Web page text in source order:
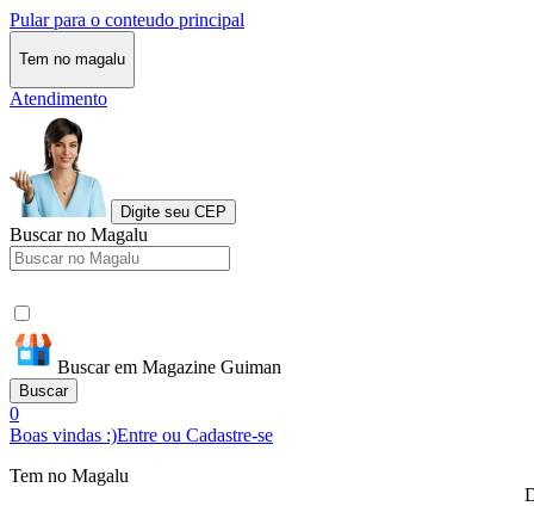
Pular para o conteudo principal
Tem no magalu
Atendimento
Digite seu CEP
Buscar no Magalu
Buscar em Magazine Guiman
Buscar
0
Boas vindas :)Entre ou Cadastre-se
Tem no Magalu